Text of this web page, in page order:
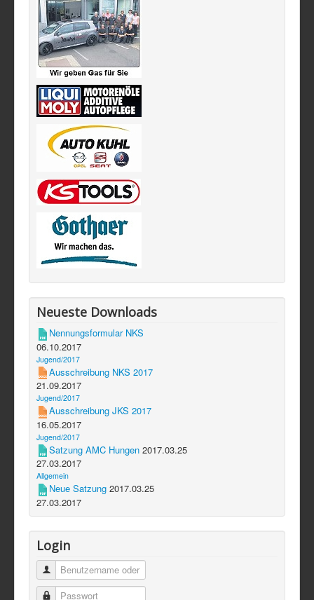
Neueste Downloads
Nennungsformular NKS
06.10.2017
Jugend/2017
Ausschreibung NKS 2017
21.09.2017
Jugend/2017
Ausschreibung JKS 2017
16.05.2017
Jugend/2017
Satzung AMC Hungen 2017.03.25
27.03.2017
Allgemein
Neue Satzung 2017.03.25
27.03.2017
Login